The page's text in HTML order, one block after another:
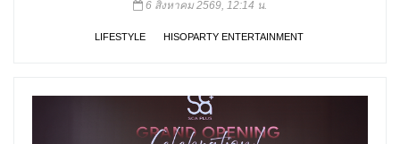
6 สิงหาคม 2569, 12:14 น.
LIFESTYLE HISOPARTY ENTERTAINMENT